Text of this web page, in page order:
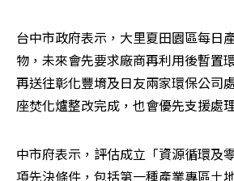
台中市政府表示，大里夏田園區每日
物，未來會先要求廠商再利用後暫置
再送往彰化豐堉及日友兩家環保公司
座焚化爐整改完成，也會優先支援處
中市府表示，評估成立「資源循環及
項先決條件，包括第一種產業專區土